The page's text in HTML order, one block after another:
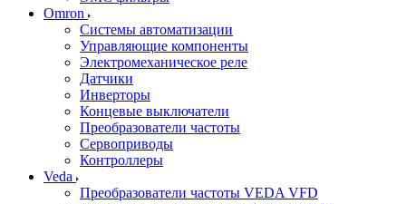
Omron
Системы автоматизации
Управляющие компоненты
Электромеханическое реле
Датчики
Инверторы
Концевые выключатели
Преобразователи частоты
Сервоприводы
Контроллеры
Veda
Преобразователи частоты VEDA VFD